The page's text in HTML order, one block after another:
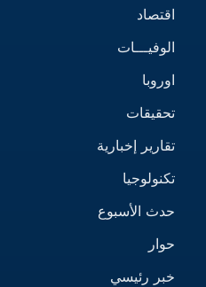
اقتصاد
الوفيـــات
اوروبا
تحقيقات
تقارير إخبارية
تكنولوجيا
حدث الأسبوع
حوار
خبر رئيسي